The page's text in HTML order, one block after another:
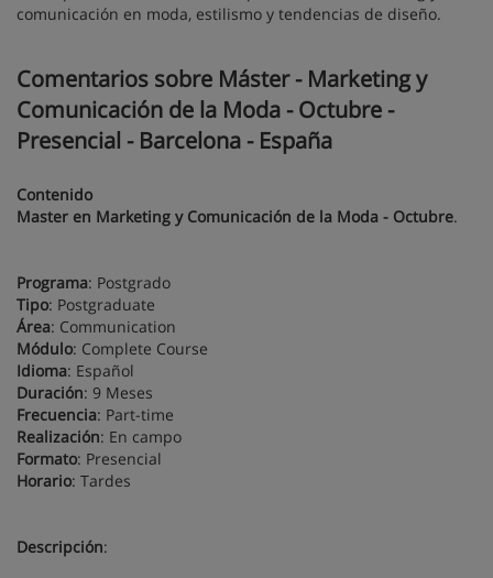
comunicación en moda, estilismo y tendencias de diseño.
Comentarios sobre Máster - Marketing y
Comunicación de la Moda - Octubre -
Presencial - Barcelona - España
Contenido
Master en Marketing y Comunicación de la Moda - Octubre.
Programa: Postgrado
Tipo: Postgraduate
Área: Communication
Módulo: Complete Course
Idioma: Español
Duración: 9 Meses
Frecuencia: Part-time
Realización: En campo
Formato: Presencial
Horario: Tardes
Descripción: